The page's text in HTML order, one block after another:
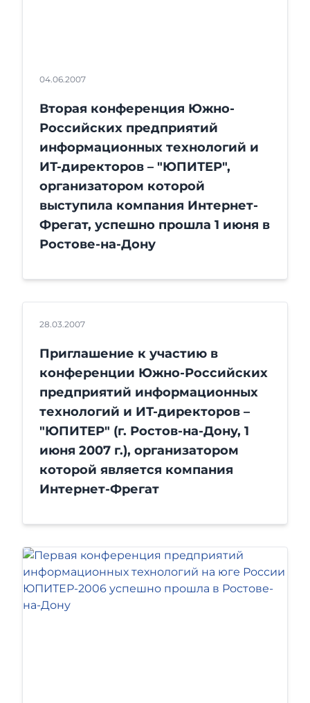
04.06.2007
Вторая конференция Южно-
Российских предприятий
информационных технологий и
ИТ-директоров – "ЮПИТЕР",
организатором которой
выступила компания Интернет-
Фрегат, успешно прошла 1 июня в
Ростове-на-Дону
28.03.2007
Приглашение к участию в
конференции Южно-Российских
предприятий информационных
технологий и ИТ-директоров –
"ЮПИТЕР" (г. Ростов-на-Дону, 1
июня 2007 г.), организатором
которой является компания
Интернет-Фрегат